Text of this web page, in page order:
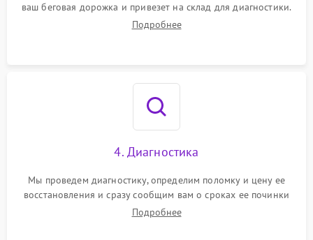
ваш беговая дорожка и привезет на склад для диагностики.
Подробнее
4. Диагностика
Мы проведем диагностику, определим поломку и цену ее
восстановления и сразу сообщим вам о сроках ее починки
Подробнее